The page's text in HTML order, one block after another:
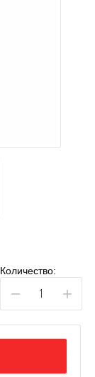
Количество:
− +